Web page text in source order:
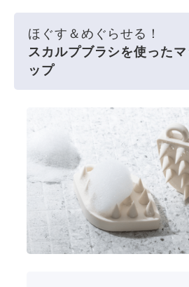
ほぐす＆めぐらせる！
スカルプブラシを使った
ップ